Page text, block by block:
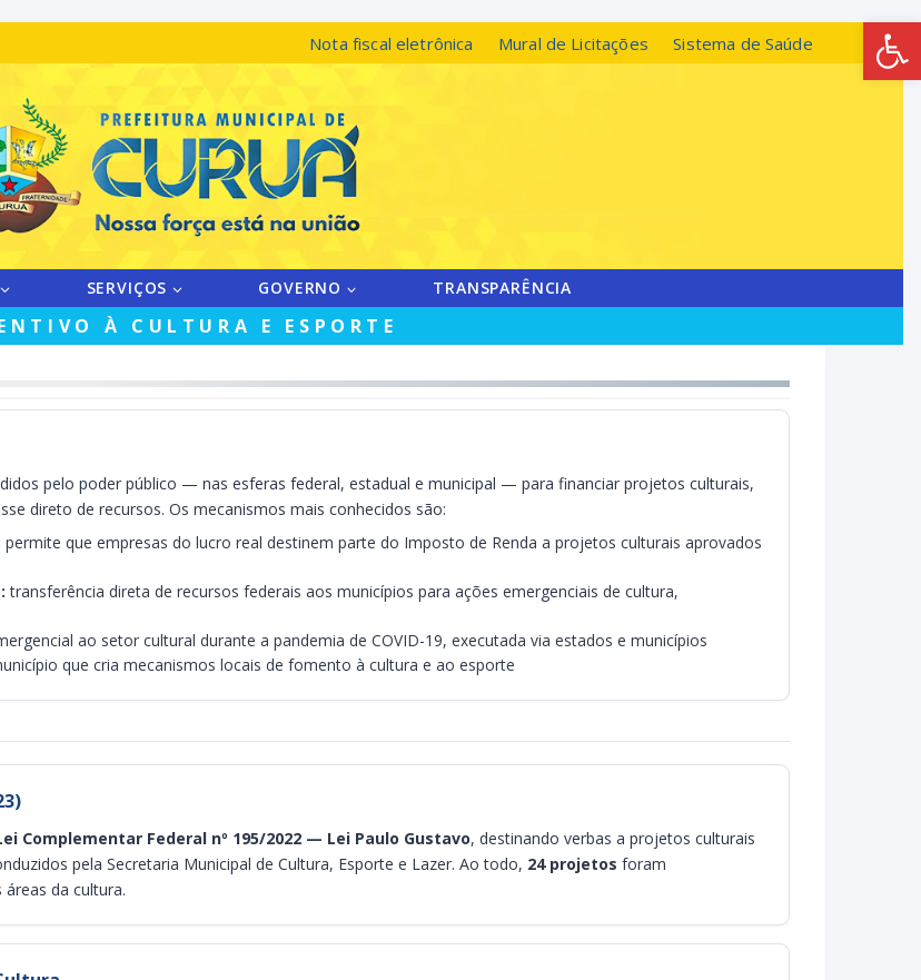
Abrir
Nota fiscal eletrônica Mural de Licitações Sistema de Saúde
SERVIÇOS GOVERNO TRANSPARÊNCIA
À CULTURA E ESPORTE
pelo poder público — nas esferas federal, estadual e municipal — para financiar projetos culturais,
direto de recursos. Os mecanismos mais conhecidos são:
permite que empresas do lucro real destinem parte do Imposto de Renda a projetos culturais aprovados
transferência direta de recursos federais aos municípios para ações emergenciais de cultura,
ao setor cultural durante a pandemia de COVID-19, executada via estados e municípios
que cria mecanismos locais de fomento à cultura e ao esporte
Complementar Federal nº 195/2022 — Lei Paulo Gustavo, destinando verbas a projetos culturais
pela Secretaria Municipal de Cultura, Esporte e Lazer. Ao todo, 24 projetos foram
da cultura.